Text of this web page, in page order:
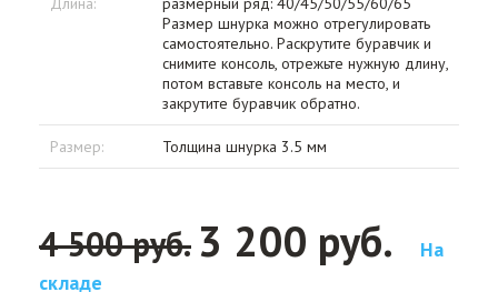
Размер шнурка можно отрегулировать
самостоятельно. Раскрутите буравчик и
снимите консоль, отрежьте нужную длину,
потом вставьте консоль на место, и
закрутите буравчик обратно.
Размер: Толщина шнурка 3.5 мм
4 500 руб. 3 200 руб.
На
складе